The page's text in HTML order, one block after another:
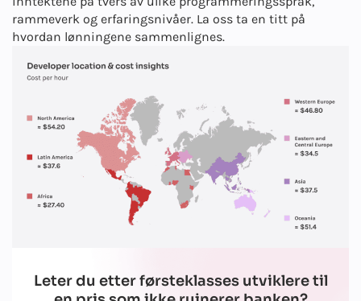
rammeverk og erfaringsnivåer. La oss ta en titt på
hvordan lønningene sammenlignes.
Leter du etter førsteklasses utviklere til